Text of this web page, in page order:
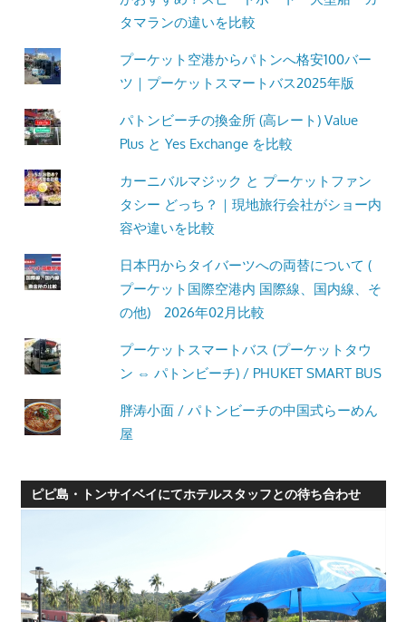
タマランの違いを比較
プーケット空港からパトンへ格安100バー
ツ｜プーケットスマートバス2025年版
パトンビーチの換金所 (高レート) Value
Plus と Yes Exchange を比較
カーニバルマジック と プーケットファン
タシー どっち？｜現地旅行会社がショー内
容や違いを比較
日本円からタイバーツへの両替について (
プーケット国際空港内 国際線、国内線、そ
の他) 2026年02月比較
プーケットスマートバス (プーケットタウ
ン ⇔ パトンビーチ) / PHUKET SMART BUS
胖涛小面 / パトンビーチの中国式らーめん
屋
ピピ島・トンサイベイにてホテルスタッフとの待ち合わせ